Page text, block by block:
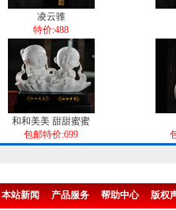
凌云骓
特价:488
和和美美 甜甜蜜蜜
包邮特价:699
本站新闻 产品服务 帮助中心 版权